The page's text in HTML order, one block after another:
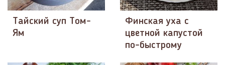
Тайский суп Том-
Ям
Финская уха с
цветной капустой
по-быстрому